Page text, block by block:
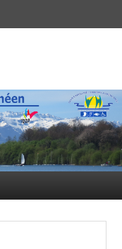
La voile pour tous